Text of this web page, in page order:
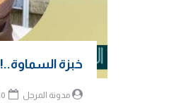
خبزة السماوة..!
مدونة المرجل